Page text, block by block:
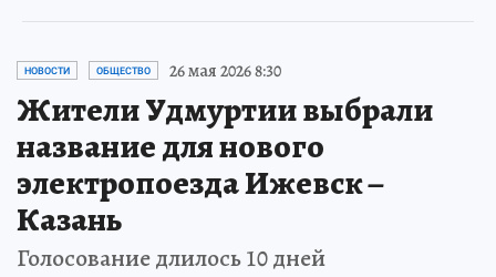
НОВОСТИ ОБЩЕСТВО 26 мая 2026 8:30
Жители Удмуртии выбрали
название для нового
электропоезда Ижевск –
Казань
Голосование длилось 10 дней